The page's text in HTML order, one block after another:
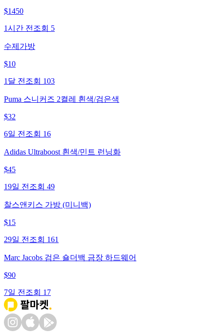
$1450
1시간 전 조회 5
수제가방
$10
1달 전 조회 103
Puma 스니커즈 2켤레 흰색/검은색
$32
6일 전 조회 16
Adidas Ultraboost 흰색/민트 런닝화
$45
19일 전 조회 49
찰스앤키스 가방 (미니백)
$15
29일 전 조회 161
Marc Jacobs 검은 숄더백 금장 하드웨어
$90
7일 전 조회 17